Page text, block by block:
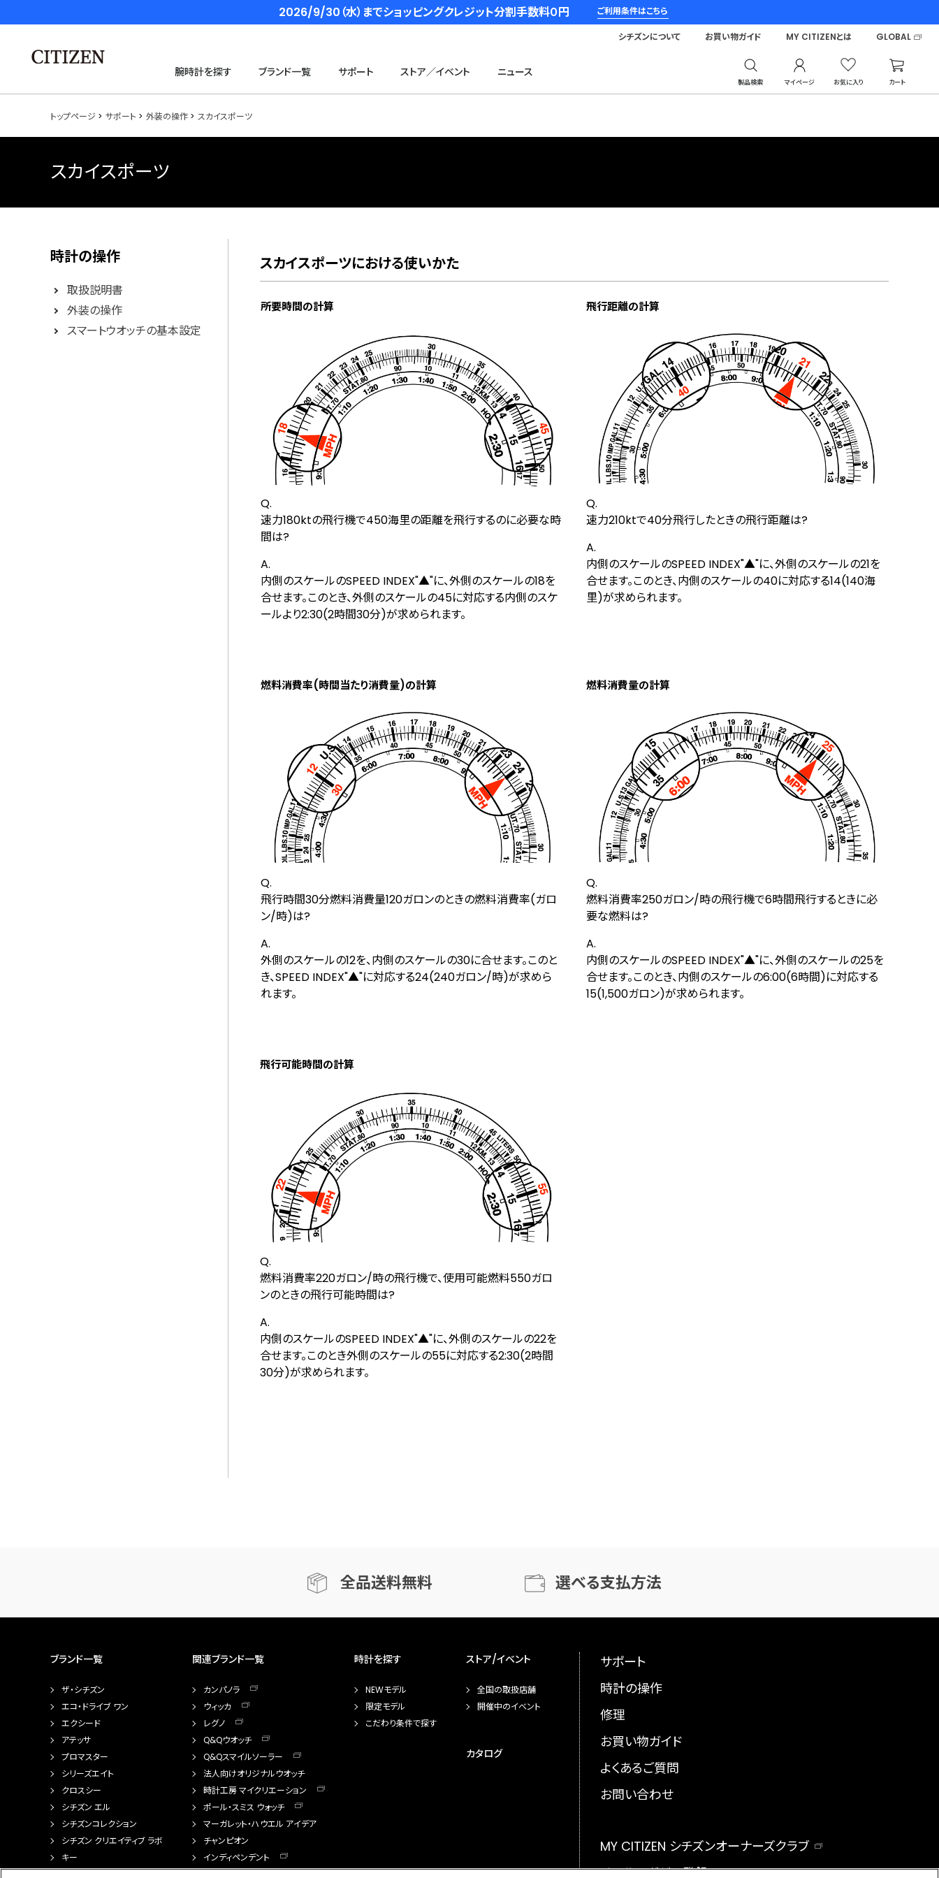
2026/9/30（水）までショッピングクレジット分割手数料０円 ご利用条件はこちら
腕時計を探す ブランド一覧 サポート ストア／イベント ニュース
製品検索 マイページ お気に入り カート
シチズンについて お買い物ガイド MY CITIZENとは GLOBAL
トップページ サポート 外装の操作 スカイスポーツ
スカイスポーツ
時計の操作
取扱説明書
外装の操作
スマートウオッチの基本設定
スカイスポーツにおける使いかた
所要時間の計算
Q.
速力180ktの飛行機で450海里の距離を飛行するのに必要な時
間は?
A.
内側のスケールのSPEED INDEX"▲"に、外側のスケールの18を
合せます。このとき、外側のスケールの45に対応する内側のスケ
ールより2:30(2時間30分)が求められます。
飛行距離の計算
Q.
速力210ktで40分飛行したときの飛行距離は?
A.
内側のスケールのSPEED INDEX"▲"に、外側のスケールの21を
合せます。このとき、内側のスケールの40に対応する14(140海
里)が求められます。
燃料消費率(時間当たり消費量)の計算
Q.
飛行時間30分燃料消費量120ガロンのときの燃料消費率(ガロ
ン/時)は?
A.
外側のスケールの12を、内側のスケールの30に合せます。このと
き、SPEED INDEX"▲"に対応する24(240ガロン/時)が求めら
れます。
燃料消費量の計算
Q.
燃料消費率250ガロン/時の飛行機で6時間飛行するときに必
要な燃料は?
A.
内側のスケールのSPEED INDEX"▲"に、外側のスケールの25を
合せます。このとき、内側のスケールの6:00(6時間)に対応する
15(1,500ガロン)が求められます。
飛行可能時間の計算
Q.
燃料消費率220ガロン/時の飛行機で、使用可能燃料550ガロ
ンのときの飛行可能時間は?
A.
内側のスケールのSPEED INDEX"▲"に、外側のスケールの22を
合せます。このとき外側のスケールの55に対応する2:30(2時間
30分)が求められます。
全品送料無料 選べる支払方法
ブランド一覧
ザ・シチズン
エコ・ドライブ ワン
エクシード
アテッサ
プロマスター
シリーズエイト
クロスシー
シチズン エル
シチズンコレクション
シチズン クリエイティブ ラボ
キー
関連ブランド一覧
カンパノラ
ウィッカ
レグノ
Q&Qウオッチ
Q&Qスマイルソーラー
法人向けオリジナルウオッチ
時計工房 マイクリエーション
ポール・スミス ウォッチ
マーガレット・ハウエル アイデア
チャンピオン
インディペンデント
時計を探す
NEWモデル
限定モデル
こだわり条件で探す
ストア/イベント
全国の取扱店舗
開催中のイベント
カタログ
サポート
時計の操作
修理
お買い物ガイド
よくあるご質問
お問い合わせ
MY CITIZEN シチズンオーナーズクラブ
メールマガジン登録